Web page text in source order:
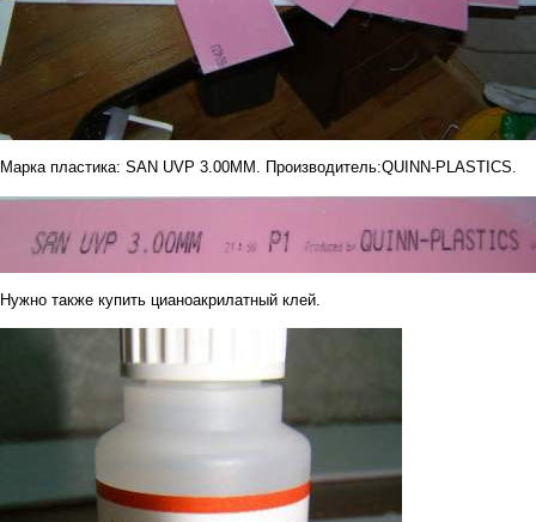
Марка пластика: SAN UVP 3.00MM. Производитель:QUINN-PLASTICS.
Нужно также купить цианоакрилатный клей.